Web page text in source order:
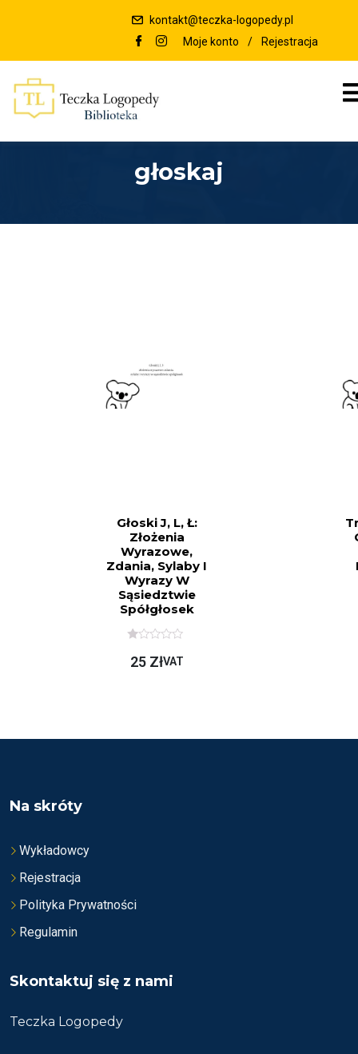
kontakt@teczka-logopedy.pl
Moje konto
/ Rejestracja
głoskaj
Głoski J, L, Ł:
Złożenia
Wyrazowe,
Zdania, Sylaby I
Wyrazy W
Sąsiedztwie
Spółgłosek
C
E
25 ZłVAT
Na skróty
Wykładowcy
Rejestracja
Polityka Prywatności
Regulamin
Skontaktuj się z nami
Teczka Logopedy